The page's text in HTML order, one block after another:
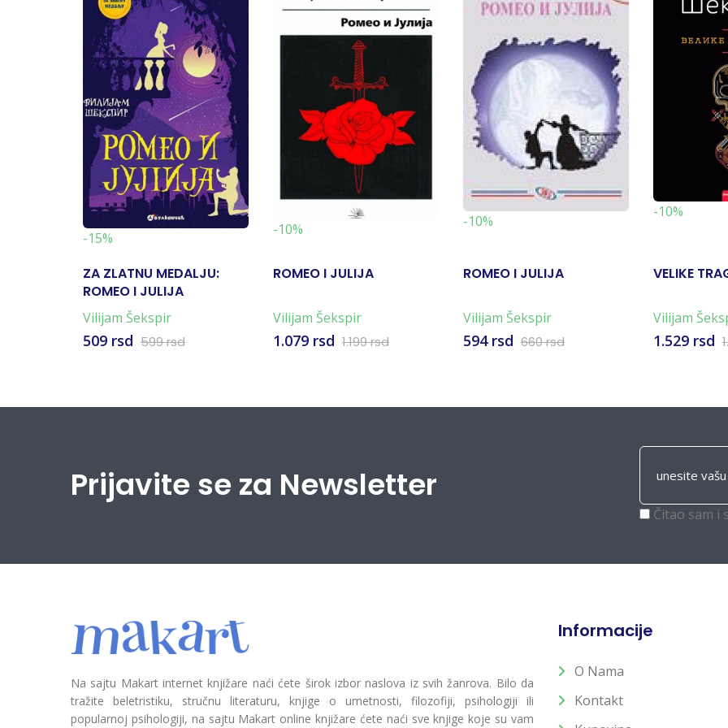
-15%
ZA ZLATNU MEDALJU:
ROMEO I JULIJA
Vilijam Šekspir
509 rsd 599 rsd
-10%
ROMEO I JULIJA
Vilijam Šekspir
1.079 rsd 1.199 rsd
-10%
ROMEO I JULIJA
Vilijam Šekspir
594 rsd 660 rsd
-10%
VELIKE
Vilijam
1.529 rsd
Prijavite se za Newsletter
Čitao sam i
Na sajtu Makart internet knjižare naći ćete širok izbor naslova iz svih žanrova. Bilo da
tražite beletristiku, stručnu literaturu, knjige o umetnosti, filozofiji, psihologiji ili
popularnoj psihologiji, na sajtu Makart online knjižare ćete naći sve knjige koje su vam
Informacije
O Nama
Kontakt